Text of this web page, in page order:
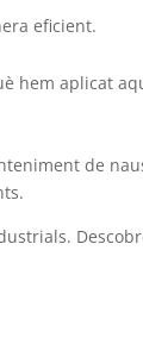
eficient.
hem aplicat
de